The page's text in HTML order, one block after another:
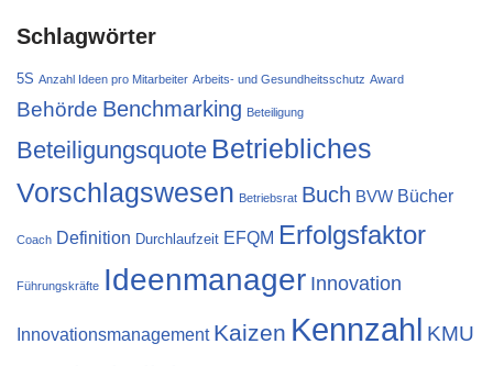
Schlagwörter
5S Anzahl Ideen pro Mitarbeiter Arbeits- und Gesundheitsschutz Award
Behörde Benchmarking Beteiligung
Beteiligungsquote Betriebliches
Vorschlagswesen Betriebsrat Buch BVW Bücher
Coach Definition Durchlaufzeit EFQM Erfolgsfaktor
Führungskräfte Ideenmanager Innovation
Innovationsmanagement Kaizen Kennzahl KMU